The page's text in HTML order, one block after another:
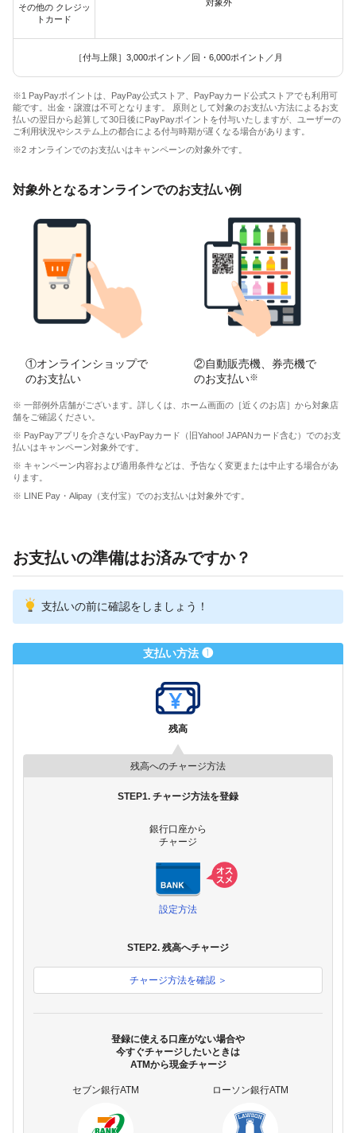
その他の クレジッ
トカード
対象外
［付与上限］3,000ポイント／回・6,000ポイント／月
※1 PayPayポイントは、PayPay公式ストア、PayPayカード公式ストアでも利用可
能です。出金・譲渡は不可となります。 原則として対象のお支払い方法によるお支
払いの翌日から起算して30日後にPayPayポイントを付与いたしますが、ユーザーの
ご利用状況やシステム上の都合による付与時期が遅くなる場合があります。
※2 オンラインでのお支払いはキャンペーンの対象外です。
対象外となるオンラインでのお支払い例
①オンラインショップで
のお支払い
②自動販売機、券売機で
のお支払い※
※ 一部例外店舗がございます。詳しくは、ホーム画面の［近くのお店］から対象店
舗をご確認ください。
※ PayPayアプリを介さないPayPayカード（旧Yahoo! JAPANカード含む）でのお支
払いはキャンペーン対象外です。
※ キャンペーン内容および適用条件などは、予告なく変更または中止する場合があ
ります。
※ LINE Pay・Alipay（支付宝）でのお支払いは対象外です。
お支払いの準備はお済みですか？
支払いの前に確認をしましょう！
支払い方法 ❶
残高
残高へのチャージ方法
STEP1. チャージ方法を登録
銀行口座から
チャージ
設定方法
STEP2. 残高へチャージ
チャージ方法を確認 ＞
登録に使える口座がない場合や
今すぐチャージしたいときは
ATMから現金チャージ
セブン銀行ATM ローソン銀行ATM